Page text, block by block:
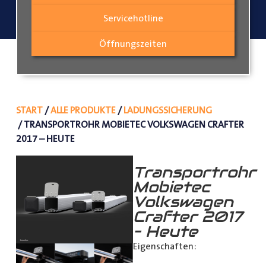
Servicehotline
Öffnungszeiten
START/ALLE PRODUKTE/LADUNGSSICHERUNG
/ TRANSPORTROHR MOBIETEC VOLKSWAGEN CRAFTER
2017 – HEUTE
Transportrohr
Mobietec
Volkswagen
Crafter 2017
– Heute
Eigenschaften: